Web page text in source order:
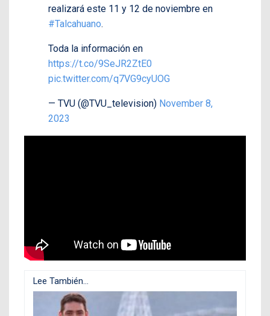
realizará este 11 y 12 de noviembre en
#Talcahuano.
Toda la información en
https://t.co/9SeJR2ZtE0
pic.twitter.com/q7VG9cyUOG
— TVU (@TVU_television) November 8,
2023
Lee También...